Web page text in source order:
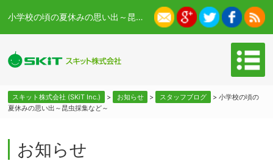
小学校の頃の夏休みの思い出～昆虫採集など～ - スキット株式会社 (SKiT Inc.)
スキット株式会社 (SKiT Inc.) > お知らせ > スタッフブログ > 小学校の頃の
夏休みの思い出～昆虫採集など～
お知らせ